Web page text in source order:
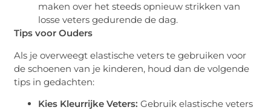
maken over het steeds opnieuw strikken van
losse veters gedurende de dag.
Tips voor Ouders
Als je overweegt elastische veters te gebruiken voor
de schoenen van je kinderen, houd dan de volgende
tips in gedachten:
Kies Kleurrijke Veters: Gebruik elastische veters